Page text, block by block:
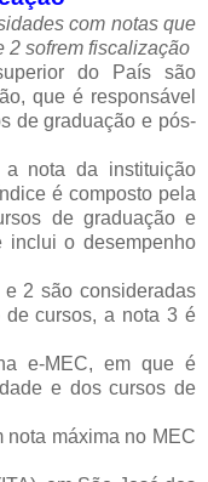
com notas que
2 sofrem fiscalização
do País são
que é responsável
de graduação e pós-
nota da instituição
é composto pela
de graduação e
inclui o desempenho
2 são consideradas
de cursos, a nota 3 é
e-MEC, em que é
e dos cursos de
máxima no MEC